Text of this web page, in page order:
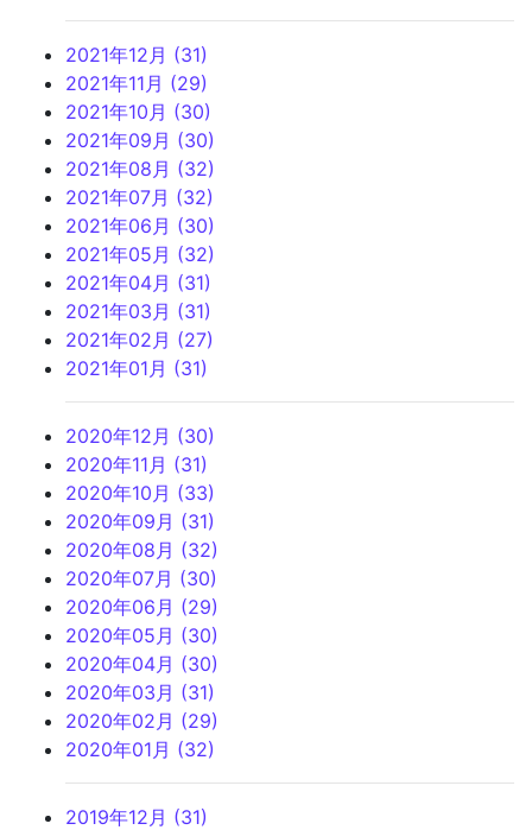
2021年12月 (31)
2021年11月 (29)
2021年10月 (30)
2021年09月 (30)
2021年08月 (32)
2021年07月 (32)
2021年06月 (30)
2021年05月 (32)
2021年04月 (31)
2021年03月 (31)
2021年02月 (27)
2021年01月 (31)
2020年12月 (30)
2020年11月 (31)
2020年10月 (33)
2020年09月 (31)
2020年08月 (32)
2020年07月 (30)
2020年06月 (29)
2020年05月 (30)
2020年04月 (30)
2020年03月 (31)
2020年02月 (29)
2020年01月 (32)
2019年12月 (31)